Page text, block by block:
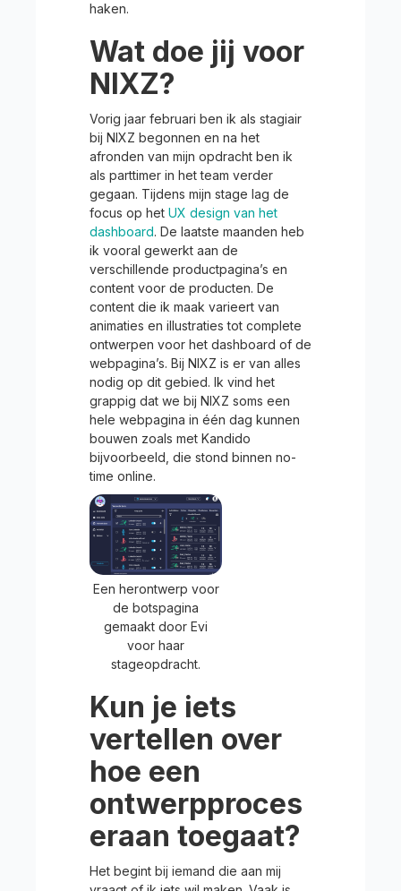
haken.
Wat doe jij voor
NIXZ?
Vorig jaar februari ben ik als stagiair
bij NIXZ begonnen en na het
afronden van mijn opdracht ben ik
als parttimer in het team verder
gegaan. Tijdens mijn stage lag de
focus op het UX design van het
dashboard. De laatste maanden heb
ik vooral gewerkt aan de
verschillende productpagina’s en
content voor de producten. De
content die ik maak varieert van
animaties en illustraties tot complete
ontwerpen voor het dashboard of de
webpagina’s. Bij NIXZ is er van alles
nodig op dit gebied. Ik vind het
grappig dat we bij NIXZ soms een
hele webpagina in één dag kunnen
bouwen zoals met Kandido
bijvoorbeeld, die stond binnen no-
time online.
Een herontwerp voor
de botspagina
gemaakt door Evi
voor haar
stageopdracht.
Kun je iets
vertellen over
hoe een
ontwerpproces
eraan toegaat?
Het begint bij iemand die aan mij